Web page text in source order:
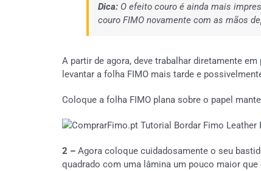
Dica: O efeito couro é ainda mais
couro FIMO novamente com as mãos
A partir de agora, deve trabalhar diretamente
levantar a folha FIMO mais tarde e
Coloque a folha FIMO plana sobre o papel
2 – Agora coloque cuidadosamente o seu
quadrado com uma lâmina um pouco maior que